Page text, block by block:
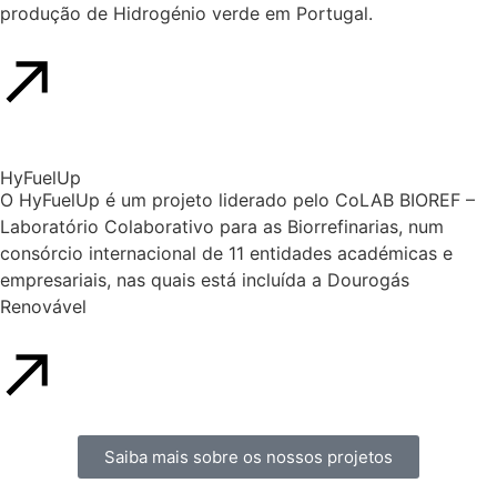
produção de Hidrogénio verde em Portugal.
HyFuelUp
O HyFuelUp é um projeto liderado pelo CoLAB BIOREF –
Laboratório Colaborativo para as Biorrefinarias, num
consórcio internacional de 11 entidades académicas e
empresariais, nas quais está incluída a Dourogás
Renovável
Saiba mais sobre os nossos projetos